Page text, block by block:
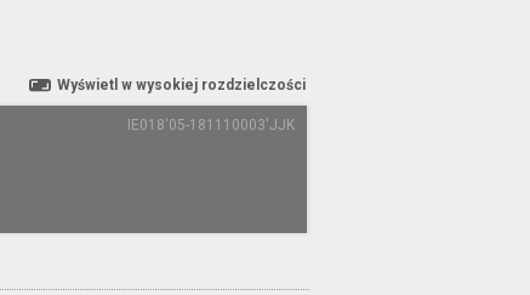
Wyświetl w wysokiej rozdzielczości
IE018'05-181110003'JJK